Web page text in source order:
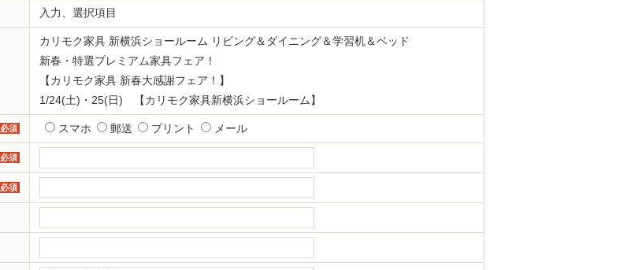
入力、選択項目
カリモク家具 新横浜ショールーム リビング＆ダイニング＆学習机＆ベッド
新春・特選プレミアム家具フェア！
【カリモク家具 新春大感謝フェア！】
1/24(土)・25(日) 【カリモク家具新横浜ショールーム】
必須 スマホ 郵送 プリント メール
必須
必須